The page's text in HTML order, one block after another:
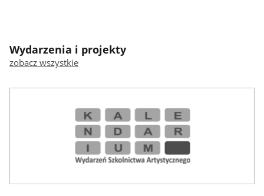
Wydarzenia i projekty
zobacz wszystkie